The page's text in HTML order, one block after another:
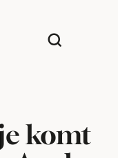
komt